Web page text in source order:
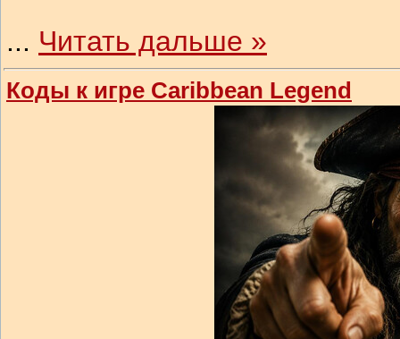
... Читать дальше »
Коды к игре Caribbean Legend